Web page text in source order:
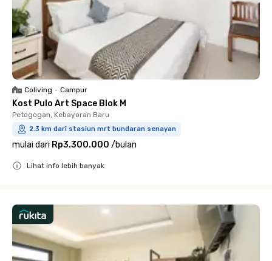
Coliving • Campur
Kost Pulo Art Space Blok M
Petogogan, Kebayoran Baru
2.3 km dari stasiun mrt bundaran senayan
mulai dari Rp3.300.000 /bulan
Lihat info lebih banyak